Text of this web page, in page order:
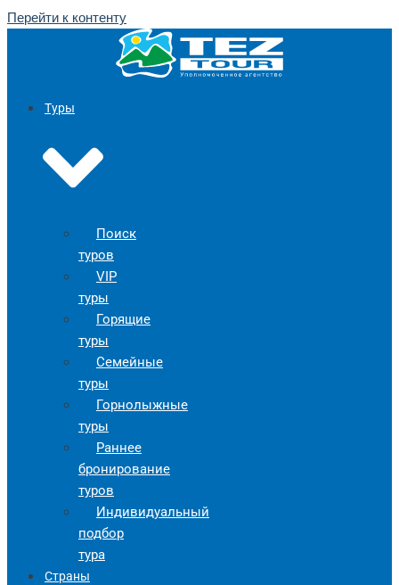
Перейти к контенту
Туры
Поиск
туров
VIP
туры
Горящие
туры
Семейные
туры
Горнолыжные
туры
Раннее
бронирование
туров
Индивидуальный
подбор
тура
Страны